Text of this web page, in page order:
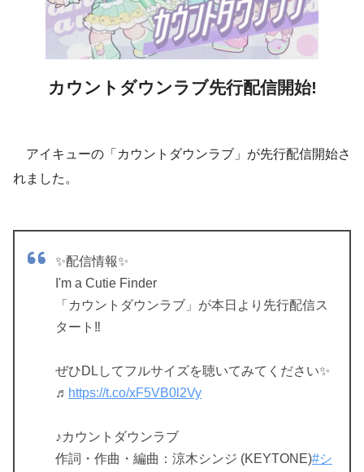
カウントダウンラブ先行配信開始!
アイキューの「カウントダウンラブ」が先行配信開始さ
れました。
✨配信情報✨
I'm a Cutie Finder
「カウントダウンラブ」が本日より先行配信ス
タート‼️
ぜひDLしてフルサイズを聴いてみてください✨
♬ https://t.co/xF5VB0l2Vy
♪カウントダウンラブ
作詞・作曲・編曲：涼木シンジ (KEYTONE)#シ